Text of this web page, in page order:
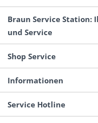
Braun Service Station:
und Service
Shop Service
Informationen
Service Hotline